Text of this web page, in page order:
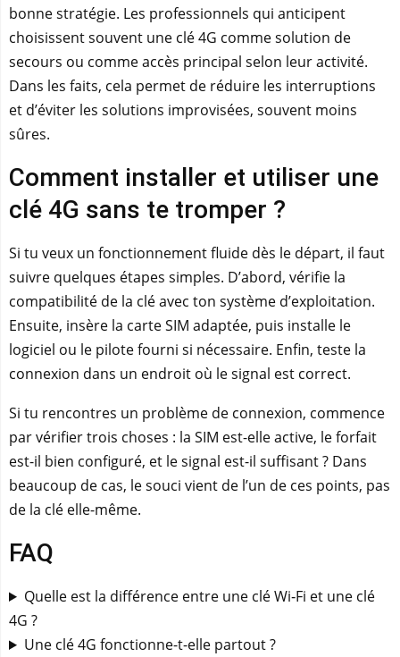
bonne stratégie. Les professionnels qui anticipent
choisissent souvent une clé 4G comme solution de
secours ou comme accès principal selon leur activité.
Dans les faits, cela permet de réduire les interruptions
et d’éviter les solutions improvisées, souvent moins
sûres.
Comment installer et utiliser une
clé 4G sans te tromper ?
Si tu veux un fonctionnement fluide dès le départ, il faut
suivre quelques étapes simples. D’abord, vérifie la
compatibilité de la clé avec ton système d’exploitation.
Ensuite, insère la carte SIM adaptée, puis installe le
logiciel ou le pilote fourni si nécessaire. Enfin, teste la
connexion dans un endroit où le signal est correct.
Si tu rencontres un problème de connexion, commence
par vérifier trois choses : la SIM est-elle active, le forfait
est-il bien configuré, et le signal est-il suffisant ? Dans
beaucoup de cas, le souci vient de l’un de ces points, pas
de la clé elle-même.
FAQ
Quelle est la différence entre une clé Wi‑Fi et une clé
4G ?
Une clé 4G fonctionne-t-elle partout ?